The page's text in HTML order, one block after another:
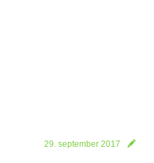
29. september 2017